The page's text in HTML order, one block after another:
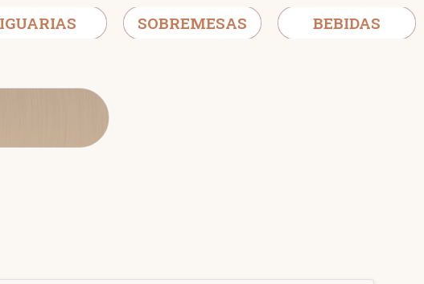
IGUARIAS SOBREMESAS BEBIDAS